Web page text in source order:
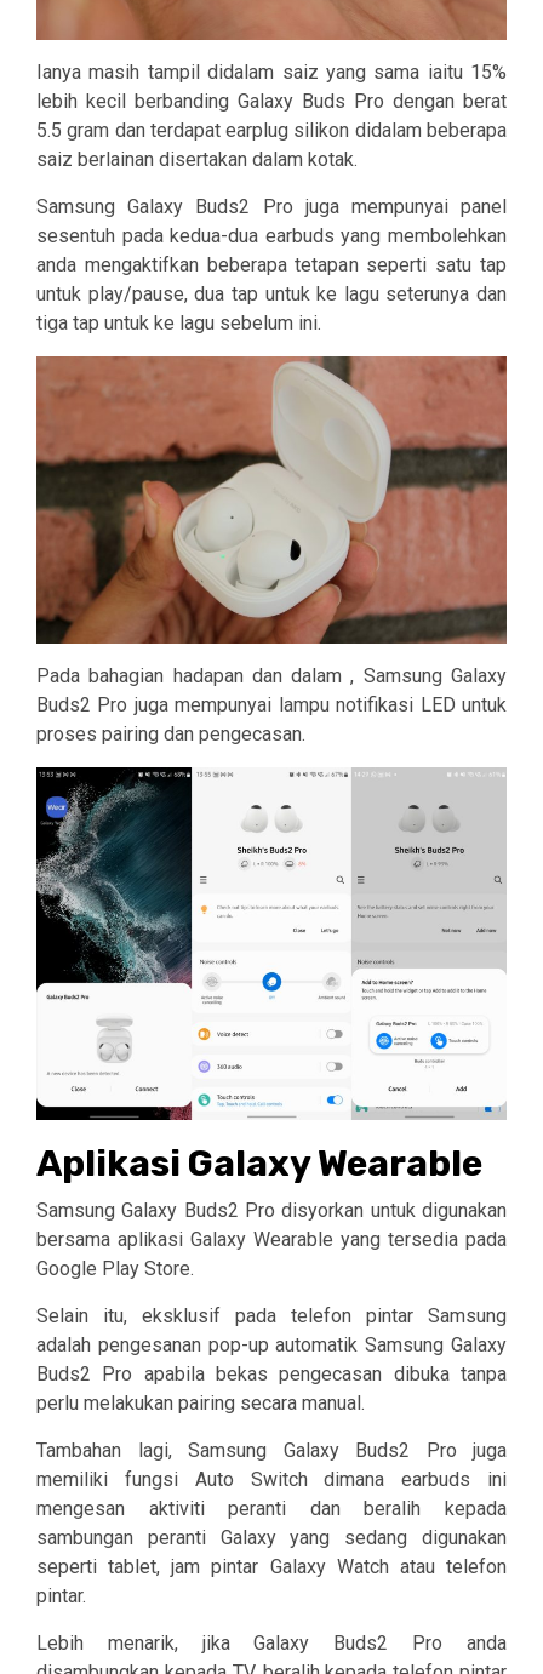
Ianya masih tampil didalam saiz yang sama iaitu 15%
lebih kecil berbanding Galaxy Buds Pro dengan berat
5.5 gram dan terdapat earplug silikon didalam beberapa
saiz berlainan disertakan dalam kotak.
Samsung Galaxy Buds2 Pro juga mempunyai panel
sesentuh pada kedua-dua earbuds yang membolehkan
anda mengaktifkan beberapa tetapan seperti satu tap
untuk play/pause, dua tap untuk ke lagu seterunya dan
tiga tap untuk ke lagu sebelum ini.
Pada bahagian hadapan dan dalam , Samsung Galaxy
Buds2 Pro juga mempunyai lampu notifikasi LED untuk
proses pairing dan pengecasan.
Aplikasi Galaxy Wearable
Samsung Galaxy Buds2 Pro disyorkan untuk digunakan
bersama aplikasi Galaxy Wearable yang tersedia pada
Google Play Store.
Selain itu, eksklusif pada telefon pintar Samsung
adalah pengesanan pop-up automatik Samsung Galaxy
Buds2 Pro apabila bekas pengecasan dibuka tanpa
perlu melakukan pairing secara manual.
Tambahan lagi, Samsung Galaxy Buds2 Pro juga
memiliki fungsi Auto Switch dimana earbuds ini
mengesan aktiviti peranti dan beralih kepada
sambungan peranti Galaxy yang sedang digunakan
seperti tablet, jam pintar Galaxy Watch atau telefon
pintar.
Lebih menarik, jika Galaxy Buds2 Pro anda